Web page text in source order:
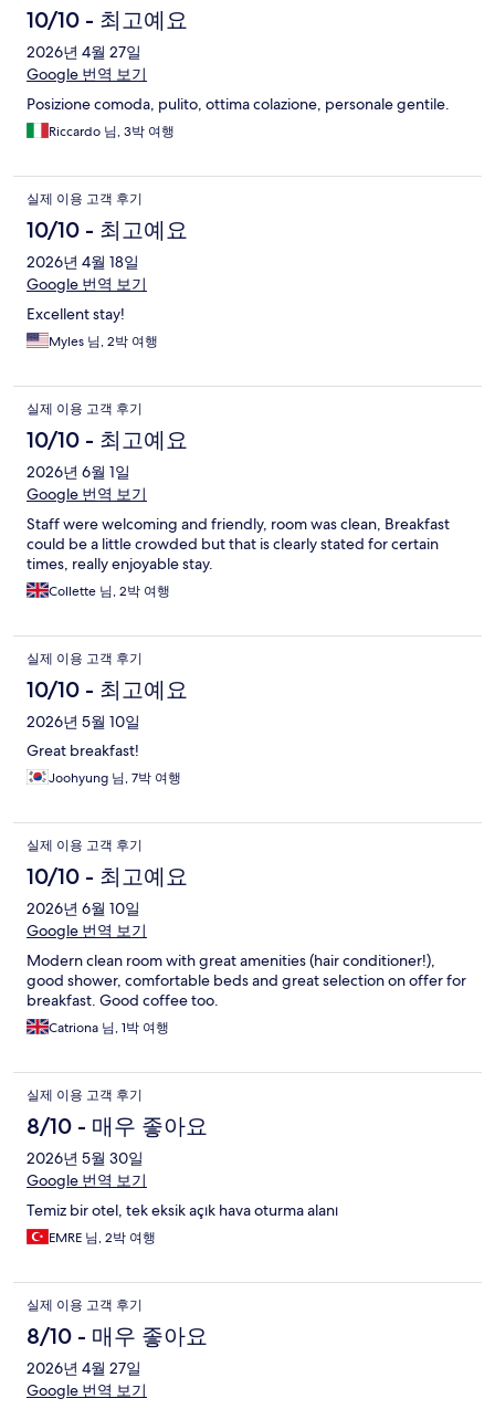
10/10 - 최고예요
2026년 4월 27일
Google 번역 보기
Posizione comoda, pulito, ottima colazione, personale gentile.
Riccardo 님, 3박 여행
실제 이용 고객 후기
10/10 - 최고예요
2026년 4월 18일
Google 번역 보기
Excellent stay!
Myles 님, 2박 여행
실제 이용 고객 후기
10/10 - 최고예요
2026년 6월 1일
Google 번역 보기
Staff were welcoming and friendly, room was clean, Breakfast
could be a little crowded but that is clearly stated for certain
times, really enjoyable stay.
Collette 님, 2박 여행
실제 이용 고객 후기
10/10 - 최고예요
2026년 5월 10일
Great breakfast!
Joohyung 님, 7박 여행
실제 이용 고객 후기
10/10 - 최고예요
2026년 6월 10일
Google 번역 보기
Modern clean room with great amenities (hair conditioner!),
good shower, comfortable beds and great selection on offer for
breakfast. Good coffee too.
Catriona 님, 1박 여행
실제 이용 고객 후기
8/10 - 매우 좋아요
2026년 5월 30일
Google 번역 보기
Temiz bir otel, tek eksik açık hava oturma alanı
EMRE 님, 2박 여행
실제 이용 고객 후기
8/10 - 매우 좋아요
2026년 4월 27일
Google 번역 보기